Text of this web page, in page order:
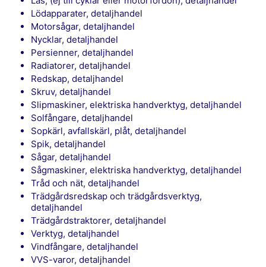
Lödapparater, detaljhandel
Motorsågar, detaljhandel
Nycklar, detaljhandel
Persienner, detaljhandel
Radiatorer, detaljhandel
Redskap, detaljhandel
Skruv, detaljhandel
Slipmaskiner, elektriska handverktyg, detaljhandel
Solfångare, detaljhandel
Sopkärl, avfallskärl, plåt, detaljhandel
Spik, detaljhandel
Sågar, detaljhandel
Sågmaskiner, elektriska handverktyg, detaljhandel
Tråd och nät, detaljhandel
Trädgårdsredskap och trädgårdsverktyg,
detaljhandel
Trädgårdstraktorer, detaljhandel
Verktyg, detaljhandel
Vindfångare, detaljhandel
VVS-varor, detaljhandel